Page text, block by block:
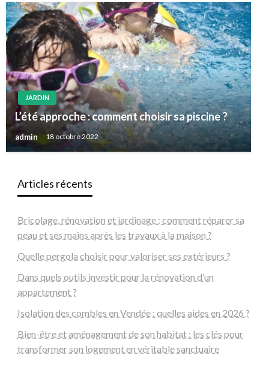
JARDIN
L’été approche : comment choisir sa piscine ?
admin 18 octobre 2022
Articles récents
Bricolage, rénovation et jardinage : comment réparer sa
peau et ses mains après les travaux à la maison ?
Quelle pergola choisir pour valoriser ses extérieurs ?
Dans quels outils investir pour la rénovation d’un
appartement ?
Isolation des combles en Vendée : quelles aides en 2026 ?
Bien-être et aménagement de son habitat : les clés pour
transformer son logement en véritable sanctuaire